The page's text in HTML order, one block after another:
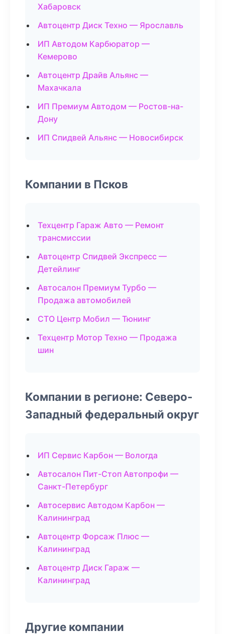
Хабаровск
Автоцентр Диск Техно — Ярославль
ИП Автодом Карбюратор —
Кемерово
Автоцентр Драйв Альянс —
Махачкала
ИП Премиум Автодом — Ростов-на-
Дону
ИП Спидвей Альянс — Новосибирск
Компании в Псков
Техцентр Гараж Авто — Ремонт
трансмиссии
Автоцентр Спидвей Экспресс —
Детейлинг
Автосалон Премиум Турбо —
Продажа автомобилей
СТО Центр Мобил — Тюнинг
Техцентр Мотор Техно — Продажа
шин
Компании в регионе: Северо-
Западный федеральный округ
ИП Сервис Карбон — Вологда
Автосалон Пит-Стоп Автопрофи —
Санкт-Петербург
Автосервис Автодом Карбон —
Калининград
Автоцентр Форсаж Плюс —
Калининград
Автоцентр Диск Гараж —
Калининград
Другие компании